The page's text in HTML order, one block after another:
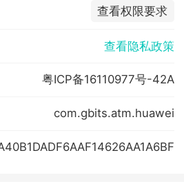
查看权限要求
查看隐私政策
粤ICP备16110977号-42A
com.gbits.atm.huawei